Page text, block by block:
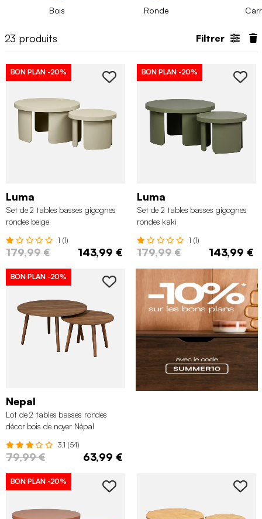
Bois Ronde
23 produits Filtrer
BON PLAN -20%
Luma
Set de 2 tables basses gigognes
rondes beige
1 (1)
179,99 € 143,99 €
BON PLAN -20%
Luma
Set de 2 tables basses gigognes
rondes kaki
1 (1)
179,99 € 143,99 €
BON PLAN -20%
Nepal
Lot de 2 tables basses rondes
décor bois de noyer Népal
3.1 (54)
79,99 € 63,99 €
BON PLAN -20%